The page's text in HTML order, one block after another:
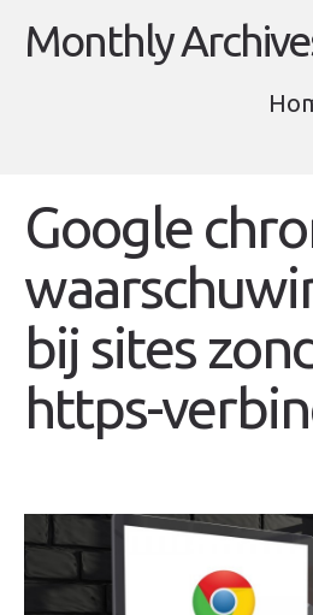
Monthly
Google
bij sites
https-